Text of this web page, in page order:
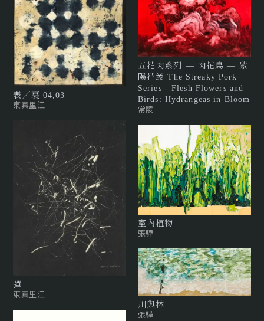
表／裏 04,03
東真里江
彈
東真里江
五花肉系列 — 肉花鳥 — 紫
陽花叢 The Streaky Pork
Series - Flesh Flowers and
Birds: Hydrangeas in Bloom
常陵
室內植物
張驊
川與林
張驊